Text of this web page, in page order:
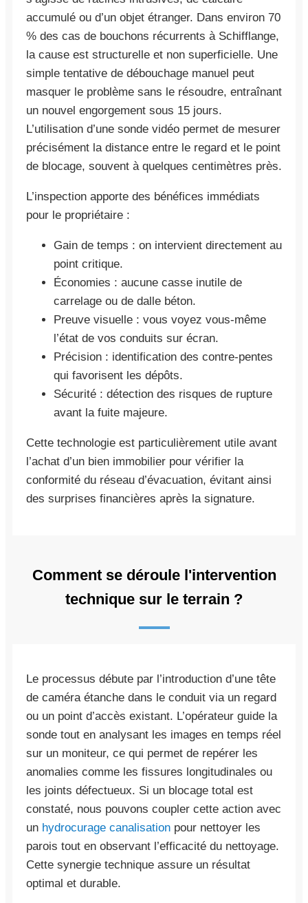
accumulé ou d’un objet étranger. Dans environ 70
% des cas de bouchons récurrents à Schifflange,
la cause est structurelle et non superficielle. Une
simple tentative de débouchage manuel peut
masquer le problème sans le résoudre, entraînant
un nouvel engorgement sous 15 jours.
L’utilisation d’une sonde vidéo permet de mesurer
précisément la distance entre le regard et le point
de blocage, souvent à quelques centimètres près.
L’inspection apporte des bénéfices immédiats
pour le propriétaire :
Gain de temps : on intervient directement au
point critique.
Économies : aucune casse inutile de
carrelage ou de dalle béton.
Preuve visuelle : vous voyez vous-même
l’état de vos conduits sur écran.
Précision : identification des contre-pentes
qui favorisent les dépôts.
Sécurité : détection des risques de rupture
avant la fuite majeure.
Cette technologie est particulièrement utile avant
l’achat d’un bien immobilier pour vérifier la
conformité du réseau d’évacuation, évitant ainsi
des surprises financières après la signature.
Comment se déroule l'intervention
technique sur le terrain ?
Le processus débute par l’introduction d’une tête
de caméra étanche dans le conduit via un regard
ou un point d’accès existant. L’opérateur guide la
sonde tout en analysant les images en temps réel
sur un moniteur, ce qui permet de repérer les
anomalies comme les fissures longitudinales ou
les joints défectueux. Si un blocage total est
constaté, nous pouvons coupler cette action avec
un hydrocurage canalisation pour nettoyer les
parois tout en observant l’efficacité du nettoyage.
Cette synergie technique assure un résultat
optimal et durable.